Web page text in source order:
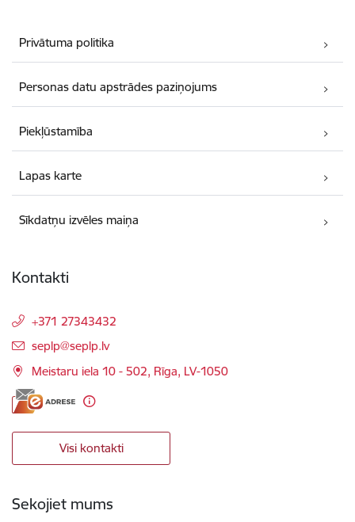
Privātuma politika
Personas datu apstrādes paziņojums
Piekļūstamība
Lapas karte
Sīkdatņu izvēles maiņa
Kontakti
+371 27343432
E-pasts:
seplp@seplp.lv
Meistaru iela 10 - 502, Rīga, LV-1050
Visi kontakti
Sekojiet mums